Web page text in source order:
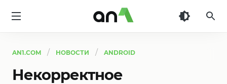
AN1.COM НОВОСТИ ANDROID
Некорректное